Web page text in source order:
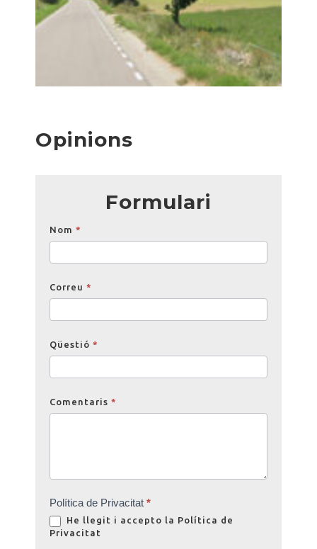
Opinions
Formulari
Opinions
Nom *
Correu *
Qüestió *
Comentaris *
Política de Privacitat *
He llegit i accepto la Política de
Privacitat